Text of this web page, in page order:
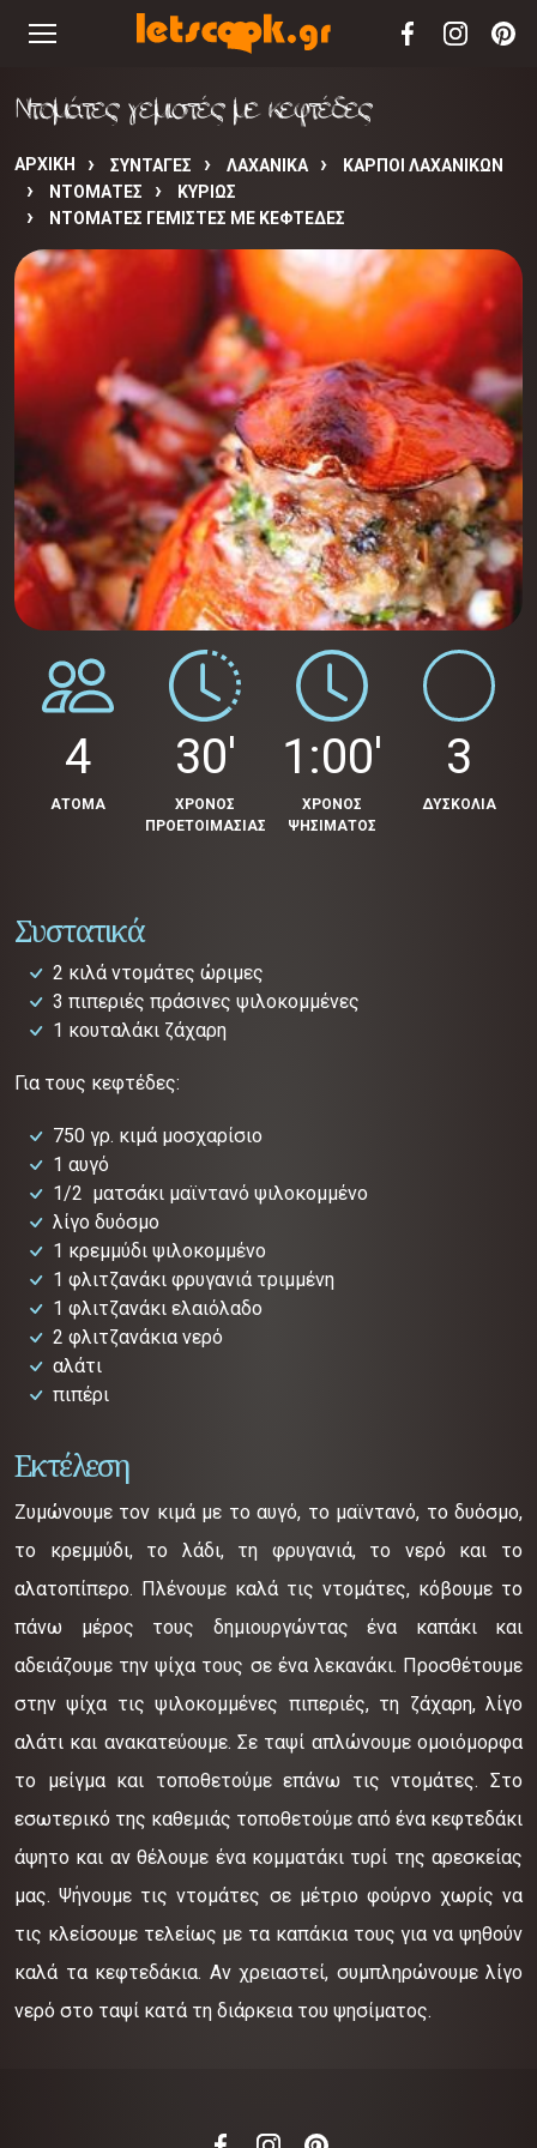
Ντομάτες γεμιστές με κεφτέδες
ΑΡΧΙΚΉ ΣΥΝΤΑΓΈΣ ΛΑΧΑΝΙΚΑ
ΚΑΡΠΟΙ ΛΑΧΑΝΙΚΩΝ
ΝΤΟΜΑΤΕΣ
ΚΥΡΙΩΣ
ΝΤΟΜΆΤΕΣ ΓΕΜΙΣΤΈΣ ΜΕ ΚΕΦΤΈΔΕΣ
4
ΑΤΟΜΑ
30'
ΧΡΟΝΟΣ
ΠΡΟΕΤΟΙΜΑΣΙΑΣ
1:00'
ΧΡΟΝΟΣ
ΨΗΣΙΜΑΤΟΣ
3
ΔΥΣΚΟΛΙΑ
Συστατικά
2 κιλά ντομάτες ώριμες
3 πιπεριές πράσινες ψιλοκομμένες
1 κουταλάκι ζάχαρη
Για τους κεφτέδες:
750 γρ. κιμά μοσχαρίσιο
1 αυγό
1/2 ματσάκι μαϊντανό ψιλοκομμένο
λίγο δυόσμο
1 κρεμμύδι ψιλοκομμένο
1 φλιτζανάκι φρυγανιά τριμμένη
1 φλιτζανάκι ελαιόλαδο
2 φλιτζανάκια νερό
αλάτι
πιπέρι
Εκτέλεση
Ζυμώνουμε τον κιμά με το αυγό, το μαϊντανό, το δυόσμο,
το κρεμμύδι, το λάδι, τη φρυγανιά, το νερό και το
αλατοπίπερο. Πλένουμε καλά τις ντομάτες, κόβουμε το
πάνω μέρος τους δημιουργώντας ένα καπάκι και
αδειάζουμε την ψίχα τους σε ένα λεκανάκι. Προσθέτουμε
στην ψίχα τις ψιλοκομμένες πιπεριές, τη ζάχαρη, λίγο
αλάτι και ανακατεύουμε. Σε ταψί απλώνουμε ομοιόμορφα
το μείγμα και τοποθετούμε επάνω τις ντομάτες. Στο
εσωτερικό της καθεμιάς τοποθετούμε από ένα κεφτεδάκι
άψητο και αν θέλουμε ένα κομματάκι τυρί της αρεσκείας
μας. Ψήνουμε τις ντομάτες σε μέτριο φούρνο χωρίς να
τις κλείσουμε τελείως με τα καπάκια τους για να ψηθούν
καλά τα κεφτεδάκια. Αν χρειαστεί, συμπληρώνουμε λίγο
νερό στο ταψί κατά τη διάρκεια του ψησίματος.